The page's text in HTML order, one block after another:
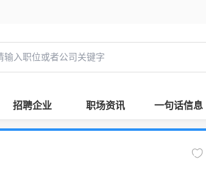
招聘企业 职场资讯 一句话信息